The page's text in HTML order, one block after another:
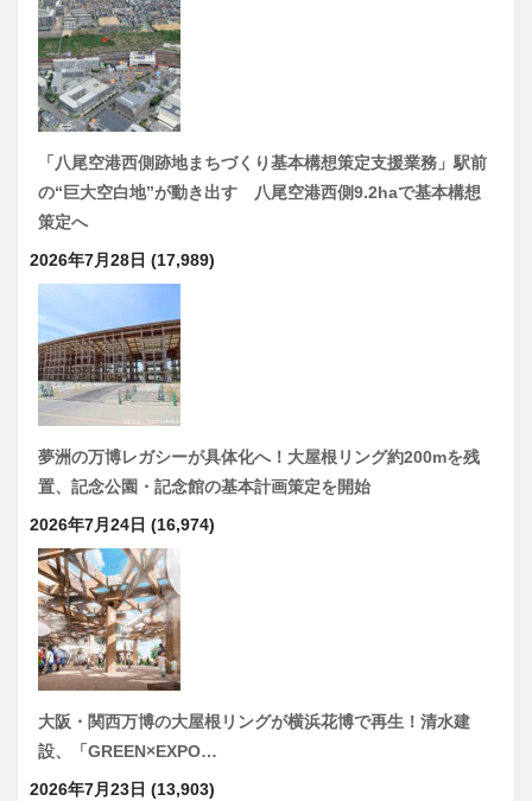
「八尾空港西側跡地まちづくり基本構想策定支援業務」駅前
の“巨大空白地”が動き出す 八尾空港西側9.2haで基本構想
策定へ
2026年7月28日 (17,989)
夢洲の万博レガシーが具体化へ！大屋根リング約200mを残
置、記念公園・記念館の基本計画策定を開始
2026年7月24日 (16,974)
大阪・関西万博の大屋根リングが横浜花博で再生！清水建
設、「GREEN×EXPO…
2026年7月23日 (13,903)